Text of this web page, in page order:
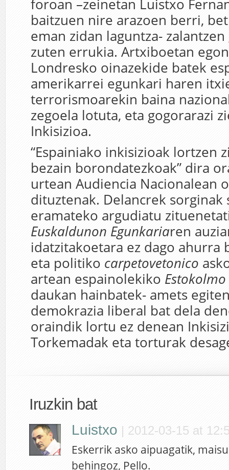
foroan –zeinetan Luistxo
baitzuen nire arazoen berri,
eman zidan laguntza-
zuten errukia. Artxiboetan
Londresko oinazekide batek
amerikarrei egunkari haren
terrorismoarekin baina
zegoela lotuta, eta gogorarazi
Inkisizioa.
“Espainiako inkisizioak lortzen
bezain borondatezkoak” dira
urtean Audiencia Nacionalean
dituztenak. Delancrek sorginak
eramateko argudiatu
Euskaldunon Egunkariaren
idatzitakoetara ez dago ahurra
eta politiko carpetovetonico
artean espainolekiko
daukan hainbatek- amets
demokrazia liberal bat dela
oraindik lortu ez denean
Torkemadak eta torturak
Iruzkin bat
Luistxo | 2012-03-15 at
Eskerrik asko aipuagatik,
behingoz, Pello.